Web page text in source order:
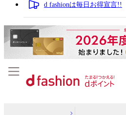
d fashionは毎日お得宣言!!